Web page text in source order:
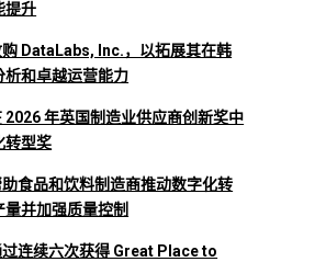
提升
DataLabs, Inc.，以拓展其在韩
析和卓越运营能力
2026 年英国制造业供应商创新奖中
转型奖
食品和饮料制造商推动数字化转
量并加强质量控制
连续六次获得 Great Place to